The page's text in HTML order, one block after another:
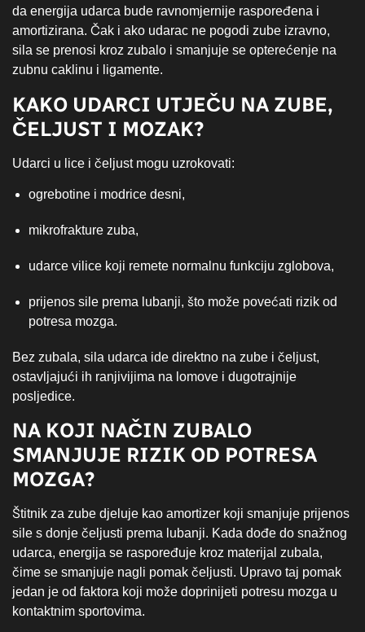
da energija udarca bude ravnomjernije raspoređena i
amortizirana. Čak i ako udarac ne pogodi zube izravno,
sila se prenosi kroz zubalo i smanjuje se opterećenje na
zubnu caklinu i ligamente.
KAKO UDARCI UTJEČU NA ZUBE,
ČELJUST I MOZAK?
Udarci u lice i čeljust mogu uzrokovati:
ogrebotine i modrice desni,
mikrofrakture zuba,
udarce vilice koji remete normalnu funkciju zglobova,
prijenos sile prema lubanji, što može povećati rizik od
potresa mozga.
Bez zubala, sila udarca ide direktno na zube i čeljust,
ostavljajući ih ranjivijima na lomove i dugotrajnije
posljedice.
NA KOJI NAČIN ZUBALO
SMANJUJE RIZIK OD POTRESA
MOZGA?
Štitnik za zube djeluje kao amortizer koji smanjuje prijenos
sile s donje čeljusti prema lubanji. Kada dođe do snažnog
udarca, energija se raspoređuje kroz materijal zubala,
čime se smanjuje nagli pomak čeljusti. Upravo taj pomak
jedan je od faktora koji može doprinijeti potresu mozga u
kontaktnim sportovima.